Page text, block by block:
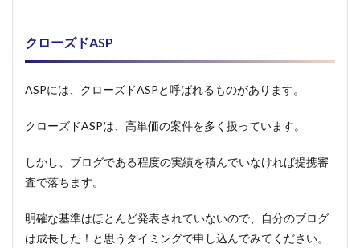
クローズドASP
ASPには、クローズドASPと呼ばれるものがあります。
クローズドASPは、高単価の案件を多く扱っています。
しかし、ブログである程度の実績を積んでいなければ提携審
査で落ちます。
明確な基準はほとんど発表されていないので、自分のブログ
は成長した！と思うタイミングで申し込んでみてください。